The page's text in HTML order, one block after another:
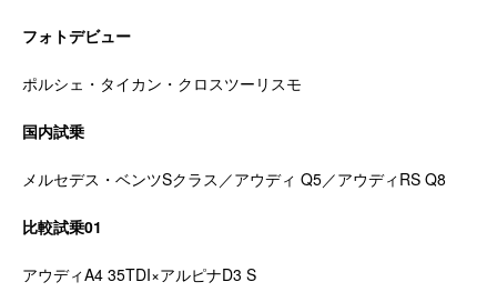
フォトデビュー
ポルシェ・タイカン・クロスツーリスモ
国内試乗
メルセデス・ベンツSクラス／アウディ Q5／アウディRS Q8
比較試乗01
アウディA4 35TDI×アルピナD3 S